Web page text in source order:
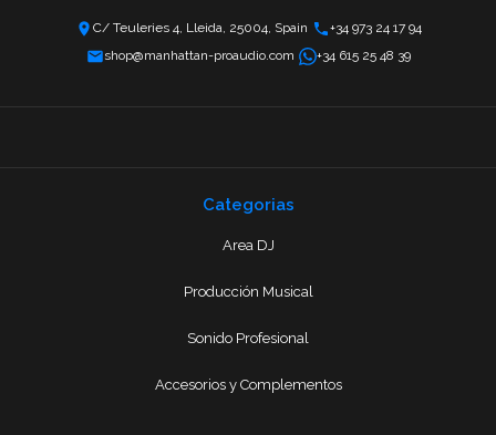
C/ Teuleries 4, Lleida, 25004, Spain
+34 973 24 17 94
shop@manhattan-proaudio.com
+34 615 25 48 39
Categorias
Area DJ
Producción Musical
Sonido Profesional
Accesorios y Complementos